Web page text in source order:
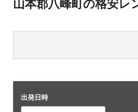
山本郡八峰町の格安レ
出発日時